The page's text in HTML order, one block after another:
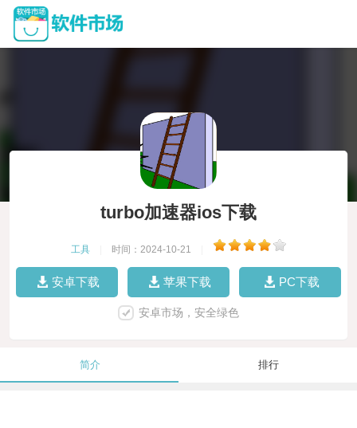
turbo加速器ios下载
工具 时间：2024-10-21
安卓下载 苹果下载 PC下载
安卓市场，安全绿色
简介 排行